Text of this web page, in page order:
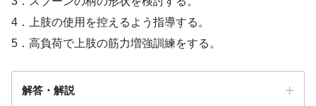
4．上肢の使用を控えるよう指導する。
5．高負荷で上肢の筋力増強訓練をする。
解答・解説